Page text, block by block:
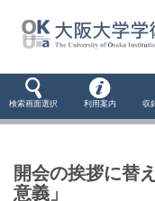
検索画面選択 利用案内 収
開会の挨拶に替
意義」